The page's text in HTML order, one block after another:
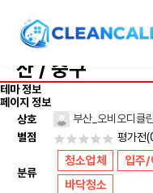
부산 <오비오디
로 고객만족에
산 / 중구
테마 정보
페이지 정보
상호
부산_오비오디클린
별점
평가전
분류
청소업체 입주/
바닥청소